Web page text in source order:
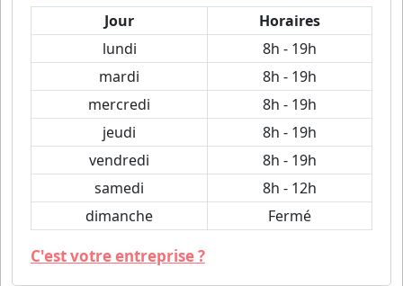
Jour
Horaires
lundi
8h - 19h
mardi
8h - 19h
mercredi
8h - 19h
jeudi
8h - 19h
vendredi
8h - 19h
samedi
8h - 12h
dimanche
Fermé
C'est votre entreprise ?